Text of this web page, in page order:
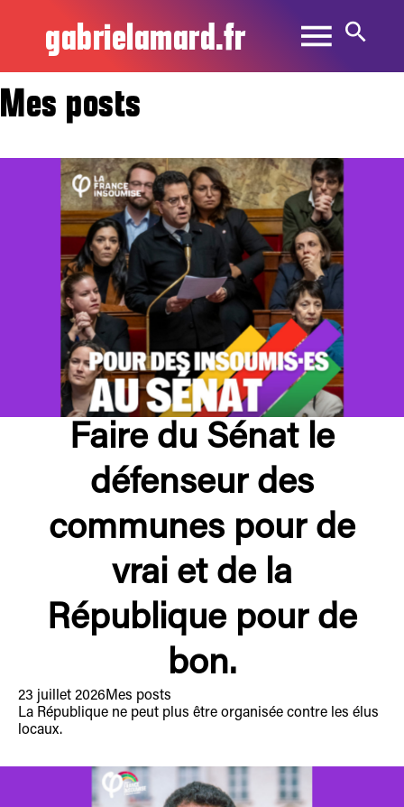
gabrielamard.fr
Mes posts
Faire du Sénat le
défenseur des
communes pour de
vrai et de la
République pour de
bon.
23 juillet 2026Mes posts
La République ne peut plus être organisée contre les élus
locaux.